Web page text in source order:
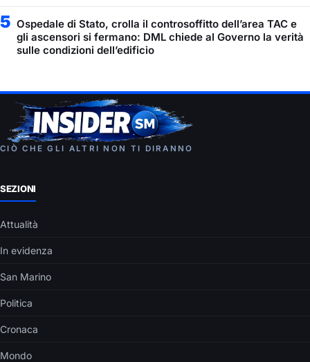
5 Ospedale di Stato, crolla il controsoffitto dell’area TAC e
gli ascensori si fermano: DML chiede al Governo la verità
sulle condizioni dell’edificio
CIÒ CHE GLI ALTRI NON TI DIRANNO
SEZIONI
Attualità
In evidenza
San Marino
Politica
Cronaca
Mondo